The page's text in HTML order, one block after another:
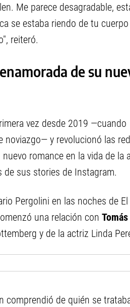
Me parece desagradable,
se estaba riendo de tu
reiteró.
de su
vez desde 2019 —cuando
noviazgo— y revolucionó las
romance en la vida de la
de sus stories de Instagram.
Pergolini en las noches de El
una relación con Tomás
y de la actriz Linda
comprendió de quién se